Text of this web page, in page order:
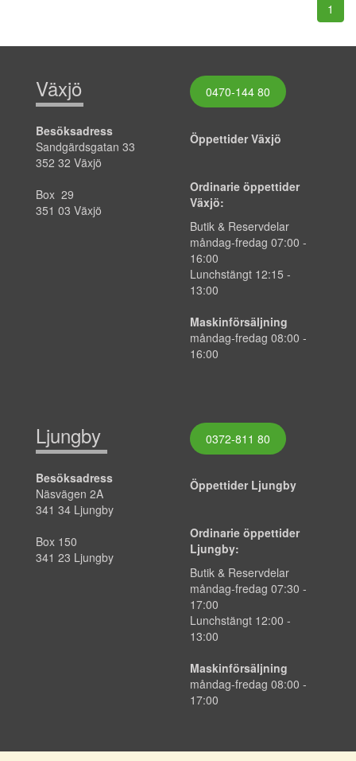
1
Växjö
Besöksadress
Sandgärdsgatan 33
352 32 Växjö
Box 29
351 03 Växjö
0470-144 80
Öppettider Växjö
Ordinarie öppettider
Växjö:
Butik & Reservdelar
måndag-fredag 07:00 -
16:00
Lunchstängt 12:15 -
13:00
Maskinförsäljning
måndag-fredag 08:00 -
16:00
Ljungby
Besöksadress
Näsvägen 2A
341 34 Ljungby
Box 150
341 23 Ljungby
0372-811 80
Öppettider Ljungby
Ordinarie öppettider
Ljungby:
Butik & Reservdelar
måndag-fredag 07:30 -
17:00
Lunchstängt 12:00 -
13:00
Maskinförsäljning
måndag-fredag 08:00 -
17:00